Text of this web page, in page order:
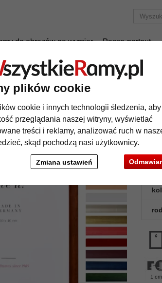
plików cookie
cookie i innych technologii śledzenia, aby
przeglądania naszej witryny, wyświetlać
treści i reklamy, analizować ruch w
skąd pochodzą nasi użytkownicy.
Zmiana ustawień
do obrazów na wymiar Passe-partout
drewniana Paryż
Paryż
1 cm